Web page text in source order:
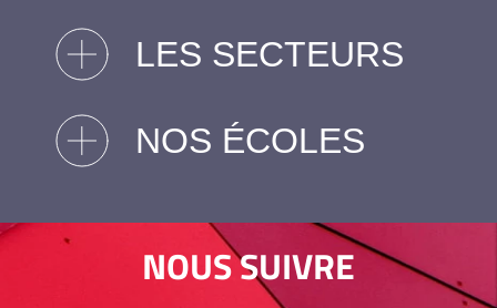
LES SECTEURS
NOS ÉCOLES
NOUS SUIVRE